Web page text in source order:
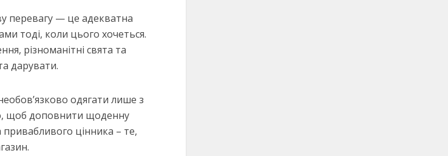
перевагу — це адекватна
тоді, коли цього хочеться.
різноманітні свята та
дарувати.
одягати лише з
щоб доповнити щоденну
цінника – те,